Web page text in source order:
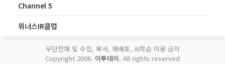
Channel 5
위너스IR클럽
무단전재 및 수집, 복사, 재배포, AI학습 이용 금지
Copyright 2006. 이투데이. All rights reserved